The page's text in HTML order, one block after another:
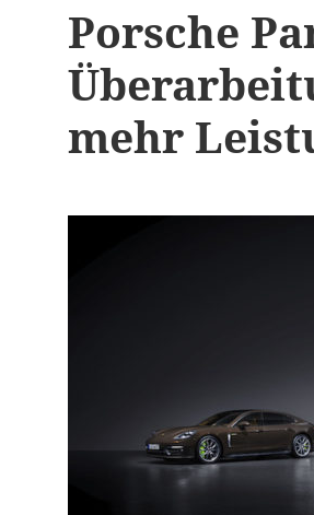
Porsche
mehr